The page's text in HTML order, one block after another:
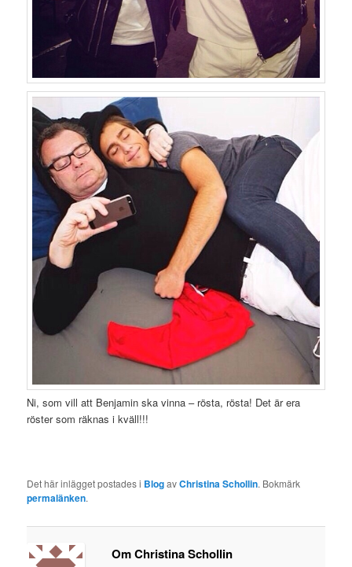
Ni, som vill att Benjamin ska vinna – rösta, rösta! Det är era
röster som räknas i kväll!!!
Det här inlägget postades i BlogavChristina Schollin. Bokmärk
permalänken.
Om Christina Schollin